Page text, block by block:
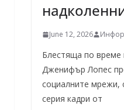
June 12, 2026
Блестяща по време
Дженифър Лопес
социалните мрежи,
серия кадри от